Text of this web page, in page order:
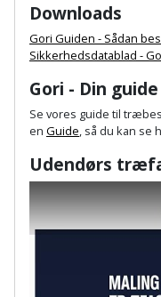
Skraber
Skruestik
Skruetrækker
Slibeartikler
Smøring
Ligesliber
Limpistol
Luftværktøj
Måleinstrumenter
Malersprøjte
Mobiltilbehør
Pavillon
Personlig
pleje
Plantekasser
Postkasse
Downloads
Gori Guiden - Sådan
Sikkerhedsdatablad -
Gori - Din
Se vores guide til
en Guide, så du kan se
Udendørs